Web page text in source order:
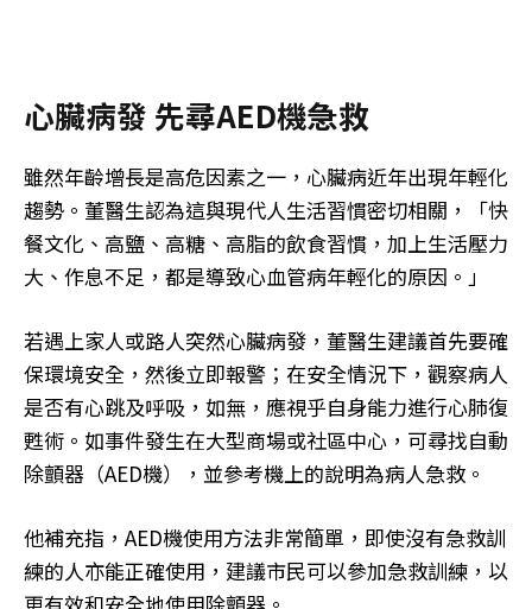
心臟病發 先尋AED機急救
雖然年齡增長是高危因素之一，心臟病近年出現年輕化
趨勢。董醫生認為這與現代人生活習慣密切相關，「快
餐文化、高鹽、高糖、高脂的飲食習慣，加上生活壓力
大、作息不足，都是導致心血管病年輕化的原因。」
若遇上家人或路人突然心臟病發，董醫生建議首先要確
保環境安全，然後立即報警；在安全情況下，觀察病人
是否有心跳及呼吸，如無，應視乎自身能力進行心肺復
甦術。如事件發生在大型商場或社區中心，可尋找自動
除顫器（AED機），並參考機上的說明為病人急救。
他補充指，AED機使用方法非常簡單，即使沒有急救訓
練的人亦能正確使用，建議市民可以參加急救訓練，以